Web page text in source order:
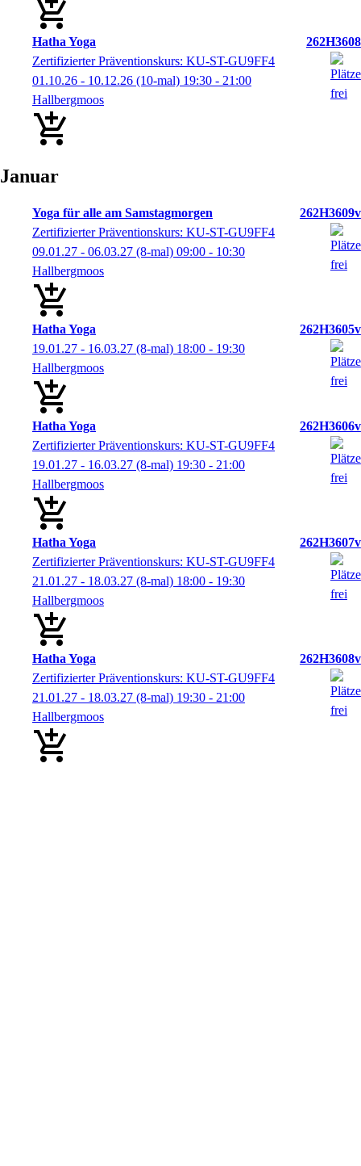
Hatha Yoga
262H3608
Zertifizierter Präventionskurs: KU-ST-GU9FF4
01.10.26 - 10.12.26 (10-mal) 19:30 - 21:00
Hallbergmoos
Januar
Yoga für alle am Samstagmorgen
262H3609v
Zertifizierter Präventionskurs: KU-ST-GU9FF4
09.01.27 - 06.03.27 (8-mal) 09:00 - 10:30
Hallbergmoos
Hatha Yoga
262H3605v
19.01.27 - 16.03.27 (8-mal) 18:00 - 19:30
Hallbergmoos
Hatha Yoga
262H3606v
Zertifizierter Präventionskurs: KU-ST-GU9FF4
19.01.27 - 16.03.27 (8-mal) 19:30 - 21:00
Hallbergmoos
Hatha Yoga
262H3607v
Zertifizierter Präventionskurs: KU-ST-GU9FF4
21.01.27 - 18.03.27 (8-mal) 18:00 - 19:30
Hallbergmoos
Hatha Yoga
262H3608v
Zertifizierter Präventionskurs: KU-ST-GU9FF4
21.01.27 - 18.03.27 (8-mal) 19:30 - 21:00
Hallbergmoos